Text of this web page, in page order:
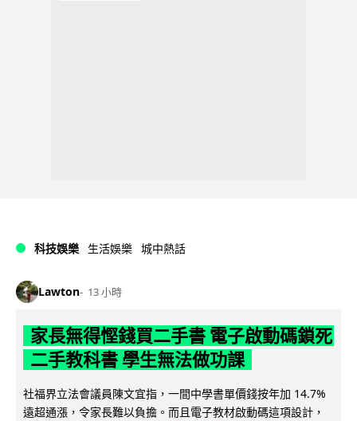
科技娛樂 生活娛樂 城中熱話
Lawton 13 小時
家長無得慳錢買二手書 電子啟動碼鎖死
二手教科書 學生無法做功課
社福界立法會議員陳文宜指，一間中學書單價錢按年加 14.7%
遠超通漲，令家長難以負擔。而且電子教材啟動碼這項設計，